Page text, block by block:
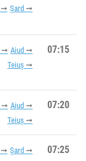
Șard
Aiud
Teiuș
07:15
Aiud
Teiuș
07:20
Șard 07:25